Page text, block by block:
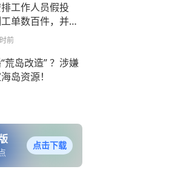
工作人员假投
单数百件，并在
“满意”，借此虚
任人已被处理
前
荒岛改造” ？涉嫌
岛资源！
点击下载